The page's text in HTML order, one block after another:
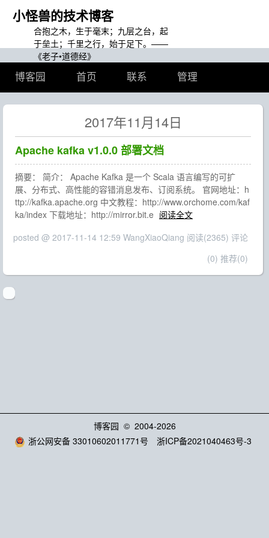
小怪兽的技术博客
合抱之木，生于毫末；九层之台，起
于垒土；千里之行，始于足下。——
《老子•道德经》
博客园 首页 联系 管理
2017年11月14日
Apache kafka v1.0.0 部署文档
摘要： 简介： Apache Kafka 是一个 Scala 语言编写的可扩
展、分布式、高性能的容错消息发布、订阅系统。 官网地址：h
ttp://kafka.apache.org 中文教程：http://www.orchome.com/kaf
ka/index 下载地址：http://mirror.bit.e 阅读全文
posted @ 2017-11-14 12:59 WangXiaoQiang 阅读(2365) 评论
(0) 推荐(0)
博客园 © 2004-2026
浙公网安备 33010602011771号
浙ICP备2021040463号-3